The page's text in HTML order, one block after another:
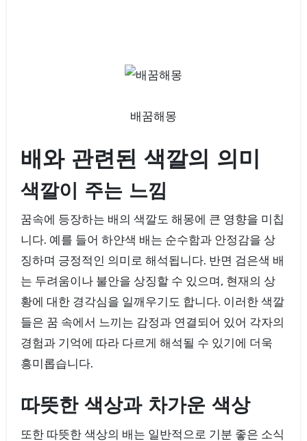
배꿈해몽
배와 관련된 색깔의 의미
색깔이 주는 느낌
꿈속에 등장하는 배의 색깔도 해몽에 큰 영향을 미칩
니다. 예를 들어 하얀색 배는 순수함과 안정감을 상
징하며 긍정적인 의미로 해석됩니다. 반면 검은색 배
는 두려움이나 불안을 상징할 수 있으며, 현재의 상
황에 대한 경각심을 일깨우기도 합니다. 이러한 색깔
들은 꿈 속에서 느끼는 감정과 연결되어 있어 각자의
경험과 기억에 따라 다르게 해석될 수 있기에 더욱
흥미롭습니다.
따뜻한 색상과 차가운 색상
또한 따뜻한 색상의 배는 일반적으로 기분 좋은 소식